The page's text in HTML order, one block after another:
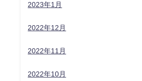
2023年1月
2022年12月
2022年11月
2022年10月